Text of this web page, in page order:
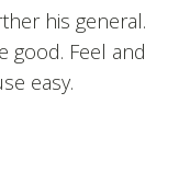
his general.
good. Feel and
easy.